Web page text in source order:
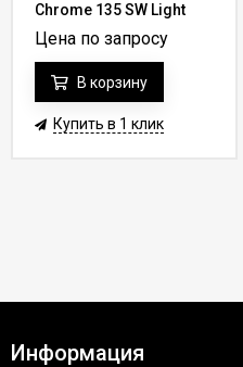
Chrome 135 SW Light
Peridot
Цена по запросу
В корзину
Купить в 1 клик
Информация